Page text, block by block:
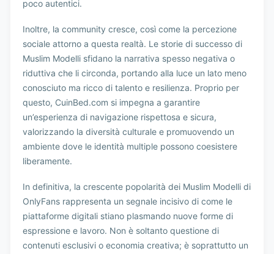
poco autentici.
Inoltre, la community cresce, così come la percezione
sociale attorno a questa realtà. Le storie di successo di
Muslim Modelli sfidano la narrativa spesso negativa o
riduttiva che li circonda, portando alla luce un lato meno
conosciuto ma ricco di talento e resilienza. Proprio per
questo, CuinBed.com si impegna a garantire
un’esperienza di navigazione rispettosa e sicura,
valorizzando la diversità culturale e promuovendo un
ambiente dove le identità multiple possono coesistere
liberamente.
In definitiva, la crescente popolarità dei Muslim Modelli di
OnlyFans rappresenta un segnale incisivo di come le
piattaforme digitali stiano plasmando nuove forme di
espressione e lavoro. Non è soltanto questione di
contenuti esclusivi o economia creativa; è soprattutto un